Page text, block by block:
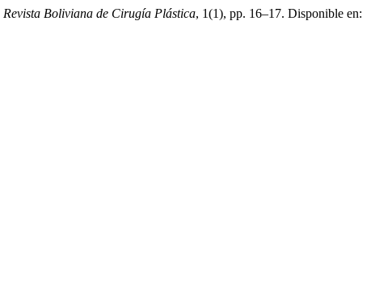
Revista Boliviana de Cirugía Plástica, 1(1), pp. 16–17. Disponible en: